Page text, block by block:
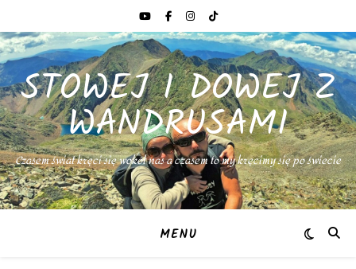
STOWEJ I DOWEJ Z
WANDRUSAMI
Czasem świat kręci się wokół nas a czasem to my kręcimy się po świecie
MENU